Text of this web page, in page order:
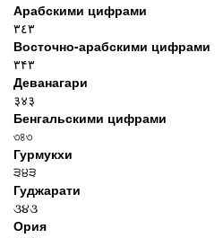
Арабскими цифрами
٣٤٣
Восточно-арабскими цифрами
۳۴۳
Деванагари
३४३
Бенгальскими цифрами
৩৪৩
Гурмукхи
੩੪੩
Гуджарати
૩૪૩
Ория